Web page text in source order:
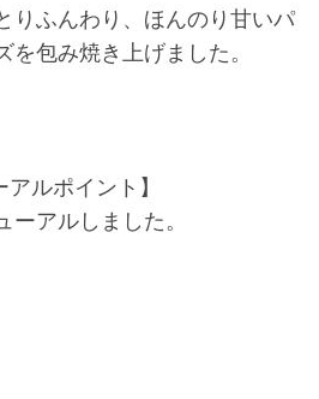
りふんわり、ほんのり甘いパ
包み焼き上げました。
ルポイント】
ーアルしました。